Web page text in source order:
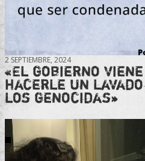
2 SEPTIEMBRE, 2024
«El gobierno
hacerle un lavado
los genocidas»